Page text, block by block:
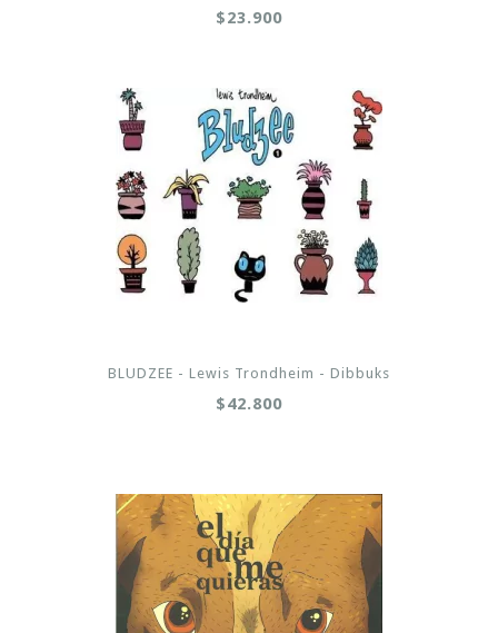
$23.900
BLUDZEE - Lewis Trondheim - Dibbuks
$42.800